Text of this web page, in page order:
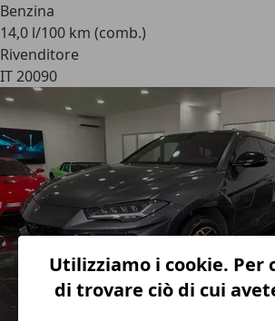
Utilizziamo i cookie. Per
di trovare ciò di cui
Benzina
14,0 l/100 km (comb.)
Rivenditore
IT 20090